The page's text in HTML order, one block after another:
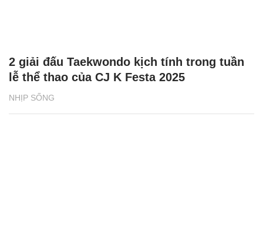
NHỊP SỐNG
2 giải đấu Taekwondo kịch tính trong tuần
lễ thể thao của CJ K Festa 2025